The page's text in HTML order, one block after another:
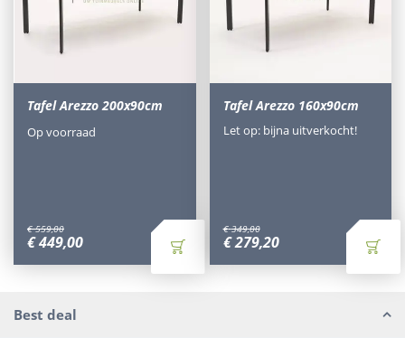
Tafel Arezzo 200x90cm
€ 559,00
€449,00
Op voorraad
Tafel Arezzo 160x90cm
€ 349,00
€279,20
Let op: bijna uitverkocht!
Best deal